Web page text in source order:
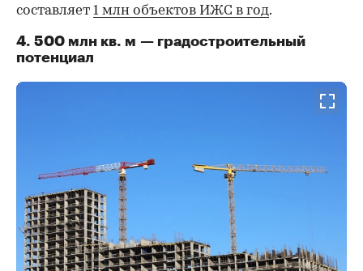
составляет 1 млн объектов ИЖС в год.
4. 500 млн кв. м — градостроительный
потенциал